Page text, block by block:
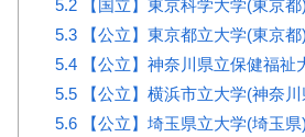
5.2【国立】東京科学大学(東京都)
5.3【公立】東京都立大学(東京都)
5.4【公立】神奈川県立保健福祉
5.5【公立】横浜市立大学(神奈川
5.6【公立】埼玉県立大学(埼玉県)